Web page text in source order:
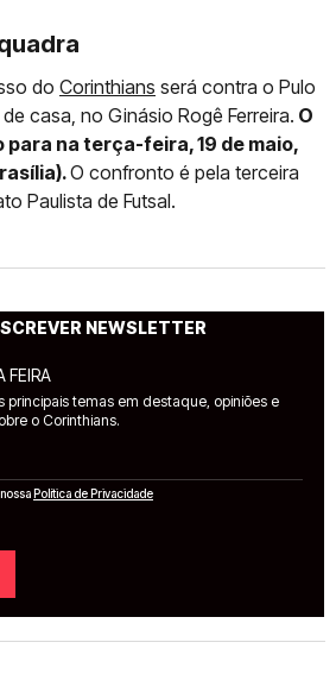
do Corinthians será contra o Pulo
casa, no Ginásio Rogê Ferreira. O
na terça-feira, 19 de maio,
O confronto é pela terceira
Paulista de Futsal.
NEWSLETTER
FEIRA
principais temas em destaque, opiniões e
o Corinthians.
Política de Privacidade